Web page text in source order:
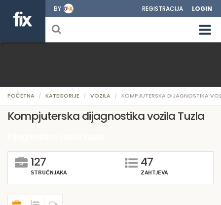
BY REGISTRACIJA LOGIN
POČETNA KATEGORIJE VOZILA KOMPJUTERSKA DIJAGNOSTIKA
Kompjuterska dijagnostika vozila Tuzla
127
STRUČNJAKA
47
ZAHTJEVA